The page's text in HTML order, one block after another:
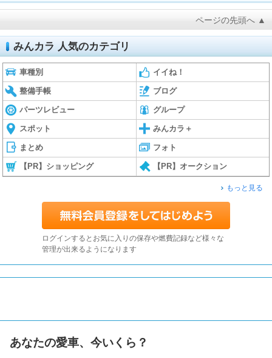
ページの先頭へ ▲
みんカラ 人気のカテゴリ
車種別 イイね！
整備手帳 ブログ
パーツレビュー グループ
スポット みんカラ＋
まとめ フォト
【PR】ショッピング 【PR】オークション
もっと見る
ログインするとお気に入りの保存や燃費記録など様々な
管理が出来るようになります
あなたの愛車、今いくら？